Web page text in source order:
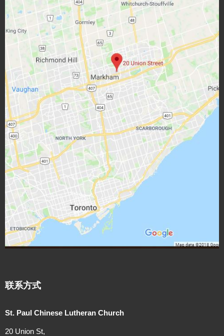
联系方式
St. Paul Chinese Lutheran Church
20 Union St,